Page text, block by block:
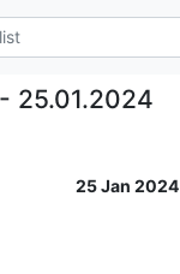
25.01.2024
25 Jan 2024